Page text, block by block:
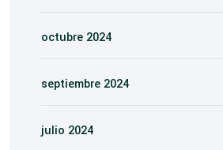
octubre 2024
septiembre 2024
julio 2024